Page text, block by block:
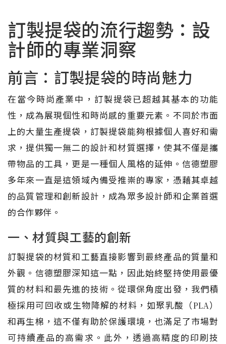
訂製提袋的流行趨勢：設
計師的專業洞察
前言：訂製提袋的時尚魅力
在當今時尚產業中，訂製提袋已超越其基本的功能
性，成為展現個性和時尚感的重要元素。不同於市面
上的大量生產提袋，訂製提袋能夠根據個人喜好和需
求，提供獨一無二的設計和材質選擇，使其不僅是攜
帶物品的工具，更是一種個人風格的延伸。信德塑膠
多年來一直是這領域內備受推崇的專家，憑藉其卓越
的品質管理和創新設計，成為眾多設計師和企業首選
的合作夥伴。
一、材質與工藝的創新
訂製提袋的材質和工藝直接影響到最終產品的質量和
外觀。信德塑膠深知這一點，因此始終堅持使用最優
質的材料和最先進的技術。從環保角度出發，我們積
極採用可回收或生物降解的材料，如聚乳酸（PLA）
和再生棉，這不僅有助於保護環境，也滿足了市場對
可持續產品的高需求。此外，透過高精度的印刷技